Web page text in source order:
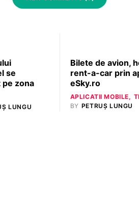
se
pe zona
LUNGU
Bilete de avion,
rent-a-car prin
eSky.ro
APLICATII MOBILE
BY PETRUȘ LUNGU